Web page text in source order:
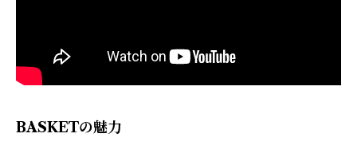
BASKETの魅力